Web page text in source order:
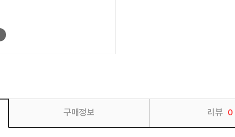
구매정보 리뷰 0